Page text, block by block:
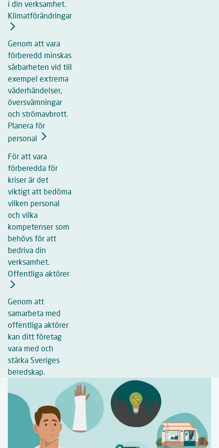
i din verksamhet.
Klimatförändringar
Genom att vara
förberedd minskas
sårbarheten vid till
exempel extrema
väderhändelser,
översvämningar
och strömavbrott.
Planera för
personal
För att vara
förberedda för
kriser är det
viktigt att bedöma
vilken personal
och vilka
kompetenser som
behövs för att
bedriva din
verksamhet.
Offentliga aktörer
Genom att
samarbeta med
offentliga aktörer
kan ditt företag
vara med och
stärka Sveriges
beredskap.
innehåll